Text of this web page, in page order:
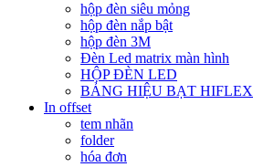
hộp đèn siêu mỏng
hộp đèn nắp bật
hộp đèn 3M
Đèn Led matrix màn hình
HỘP ĐÈN LED
BẢNG HIỆU BẠT HIFLEX
In offset
tem nhãn
folder
hóa đơn